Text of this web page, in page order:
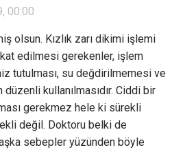
00:00
olsun. Kızlık zarı dikimi işlemi
edilmesi gerekenler, işlem
tutulması, su değdirilmemesi ve
düzenli kullanılmasıdır. Ciddi bir
gerekmez hele ki sürekli
değil. Doktoru belki de
sebepler yüzünden böyle